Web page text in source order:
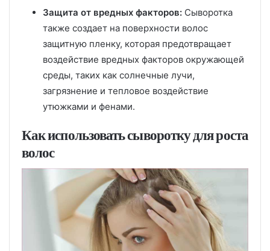
Защита от вредных факторов: Сыворотка
также создает на поверхности волос
защитную пленку, которая предотвращает
воздействие вредных факторов окружающей
среды, таких как солнечные лучи,
загрязнение и тепловое воздействие
утюжками и фенами.
Как использовать сыворотку для роста
волос